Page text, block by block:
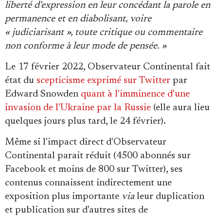
liberté d'expression en leur concédant la parole en
permanence et en diabolisant, voire
« judiciarisant », toute critique ou commentaire
non conforme à leur mode de pensée. »
Le 17 février 2022, Observateur Continental fait
état du scepticisme exprimé sur Twitter par
Edward Snowden quant à l'imminence d'une
invasion de l'Ukraine par la Russie (elle aura lieu
quelques jours plus tard, le 24 février).
Même si l'impact direct d'Observateur
Continental parait réduit (4500 abonnés sur
Facebook et moins de 800 sur Twitter), ses
contenus connaissent indirectement une
exposition plus importante vialeur duplication
et publication sur d'autres sites de